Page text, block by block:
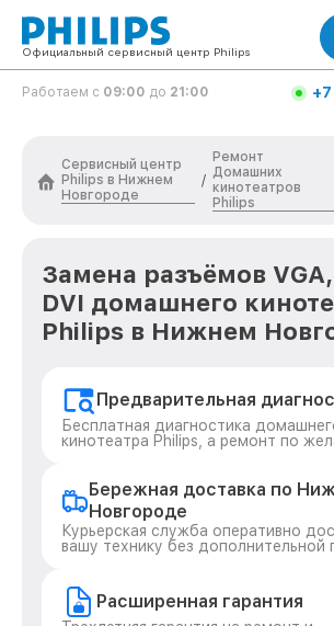
Официальный сервисный центр Philips
Работаем с 09:00 до 21:00
Сервисный центр
Philips в Нижнем
Новгороде
/
Ремонт
Домашних
кинотеатров
Philips
Замена разъёмов
DVI домашнего
Philips в Нижнем
Предварительная
Бесплатная диагностика
кинотеатра Philips, а ремонт по
Бережная доставка по
Новгороде
Курьерская служба оперативно
вашу технику без дополнительной
Расширенная гарантия